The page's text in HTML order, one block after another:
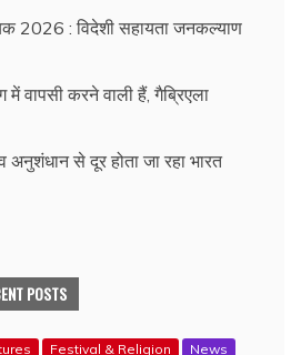
2026 : विदेशी सहायता जनकल्याण
में वापसी करने वाली हैं, गैब्रिएला
अनुशंधान से दूर होता जा रहा भारत
POSTS
Festival & Religion News